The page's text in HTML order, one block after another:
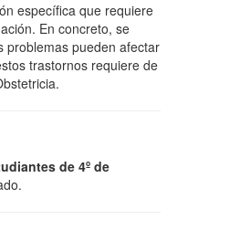
específica que requiere
En concreto, se
problemas pueden afectar
trastornos requiere de
de 4º de